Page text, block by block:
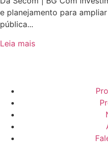
e planejamento para
pública...
Leia mais